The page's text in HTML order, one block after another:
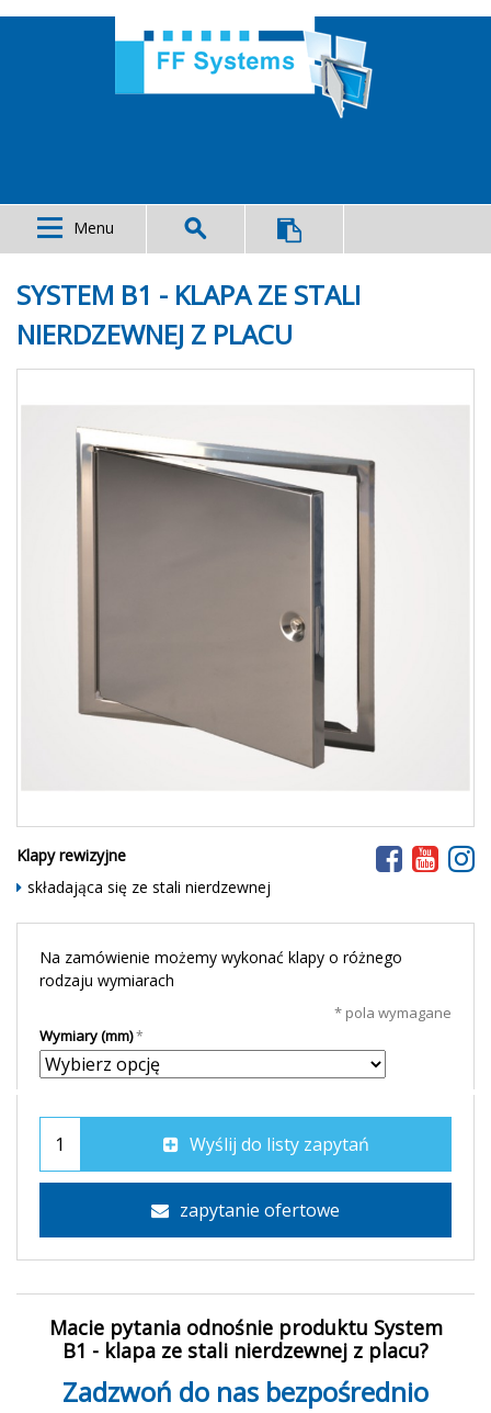
Menu
SYSTEM B1 - KLAPA ZE STALI
NIERDZEWNEJ Z PLACU
Klapy rewizyjne
składająca się ze stali nierdzewnej
Na zamówienie możemy wykonać klapy o różnego
rodzaju wymiarach
* pola wymagane
Wymiary (mm)
Wyślij do listy zapytań
zapytanie ofertowe
Macie pytania odnośnie produktu System
B1 - klapa ze stali nierdzewnej z placu?
Zadzwoń do nas bezpośrednio